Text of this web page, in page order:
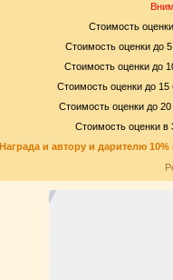
Стоимость
Стоимость оценки до
Стоимость оценки до
Стоимость оценки до 15
Стоимость оценки до 20
Стоимость оценки в
Награда и автору и дарителю 10%